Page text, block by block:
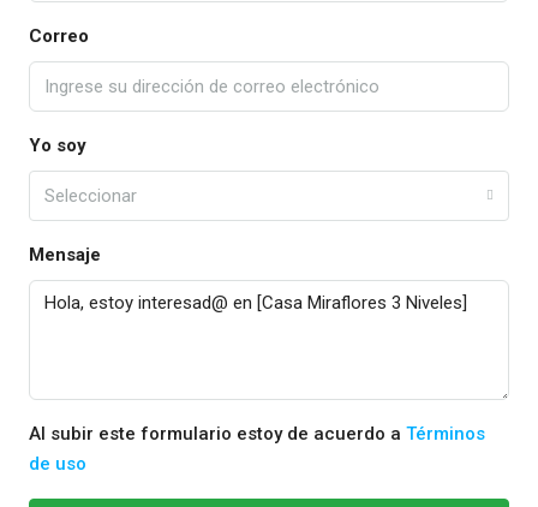
Correo
Yo soy
Seleccionar
Mensaje
Al subir este formulario estoy de acuerdo a Términos
de uso